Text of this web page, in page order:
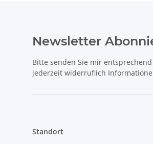
Newsletter
Bitte senden Sie mir
jederzeit widerruflich
Standort